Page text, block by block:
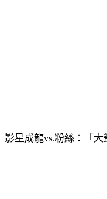
影星成龍vs.粉絲：「大